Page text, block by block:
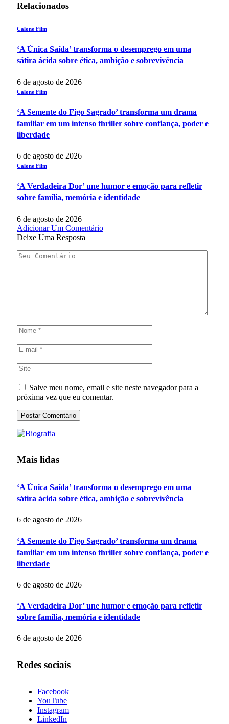
Relacionados
Calone Film
‘A Única Saída’ transforma o desemprego em uma
sátira ácida sobre ética, ambição e sobrevivência
6 de agosto de 2026
Calone Film
‘A Semente do Figo Sagrado’ transforma um drama
familiar em um intenso thriller sobre confiança, poder e
liberdade
6 de agosto de 2026
Calone Film
‘A Verdadeira Dor’ une humor e emoção para refletir
sobre família, memória e identidade
6 de agosto de 2026
Adicionar Um Comentário
Deixe Uma Resposta
Salve meu nome, email e site neste navegador para a
próxima vez que eu comentar.
Mais lidas
‘A Única Saída’ transforma o desemprego em uma
sátira ácida sobre ética, ambição e sobrevivência
6 de agosto de 2026
‘A Semente do Figo Sagrado’ transforma um drama
familiar em um intenso thriller sobre confiança, poder e
liberdade
6 de agosto de 2026
‘A Verdadeira Dor’ une humor e emoção para refletir
sobre família, memória e identidade
6 de agosto de 2026
Redes sociais
Facebook
YouTube
Instagram
LinkedIn